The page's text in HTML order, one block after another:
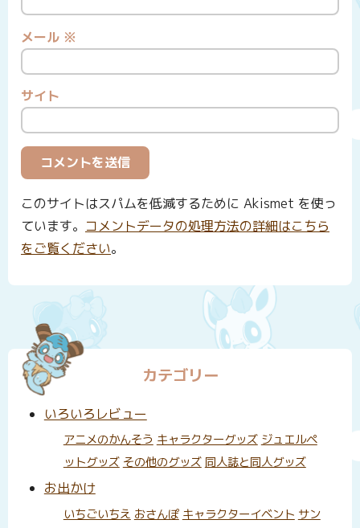
メール ※
サイト
このサイトはスパムを低減するために Akismet を使っ
ています。 コメントデータの処理方法の詳細はこちら
をご覧ください。
カテゴリー
いろいろレビュー
アニメのかんそう キャラクターグッズ ジュエルペ
ットグッズ その他のグッズ 同人誌と同人グッズ
お出かけ
いちごいちえ おさんぽ キャラクターイベント サン